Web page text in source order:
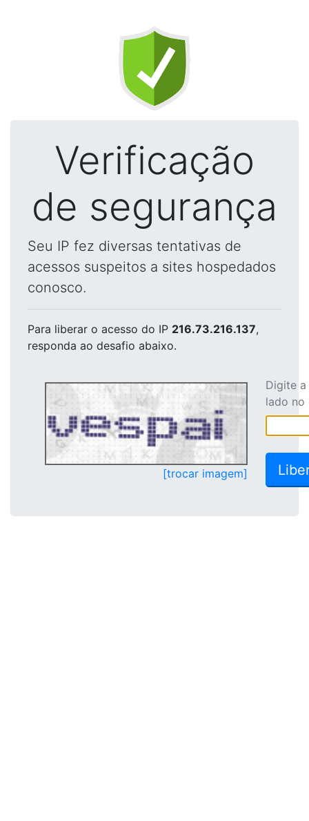
Verificação
de segurança
Seu IP fez diversas tentativas de
acessos suspeitos a sites hospedados
conosco.
Para liberar o acesso do IP 216.73.216.137,
responda ao desafio abaixo.
[trocar imagem]
Digite
lado no